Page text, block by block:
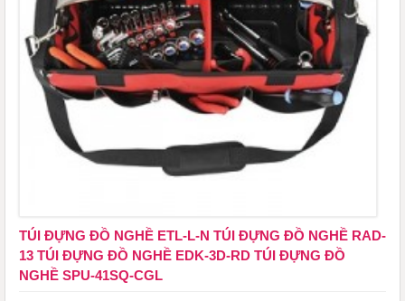
TÚI ĐỰNG ĐỒ NGHỀ ETL-L-N TÚI ĐỰNG ĐỒ NGHỀ RAD-
13 TÚI ĐỰNG ĐỒ NGHỀ EDK-3D-RD ​​​​​​​TÚI ĐỰNG ĐỒ
NGHỀ SPU-41SQ-CGL